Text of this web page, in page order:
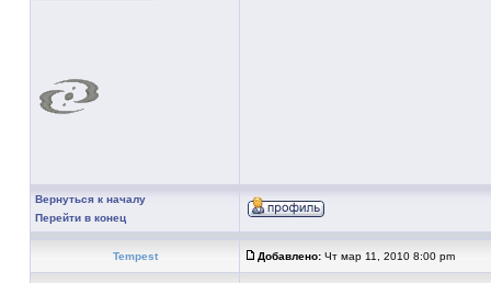
Вернуться к началу
Перейти в конец
Tempest Добавлено: Чт мар 11, 2010 8:00 pm